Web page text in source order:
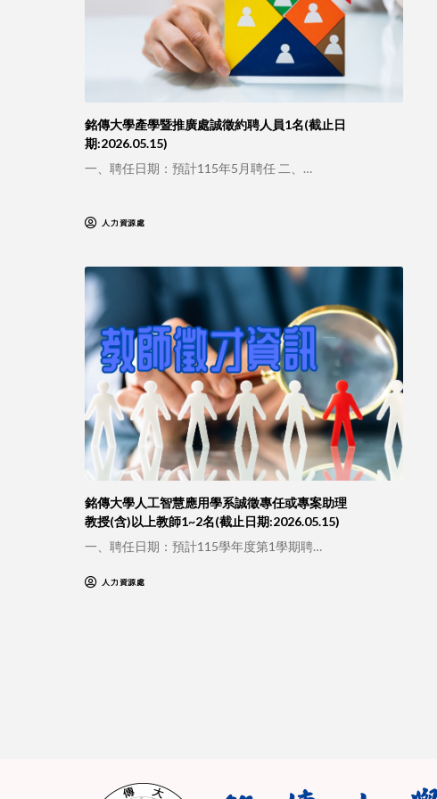
銘傳大學產學暨推廣處誠徵約聘人員1名(截止日
期:2026.05.15)
一、聘任日期：預計115年5月聘任 二、…
人力資源處
銘傳大學人工智慧應用學系誠徵專任或專案助理
教授(含)以上教師1~2名(截止日期:2026.05.15)
一、聘任日期：預計115學年度第1學期聘…
人力資源處